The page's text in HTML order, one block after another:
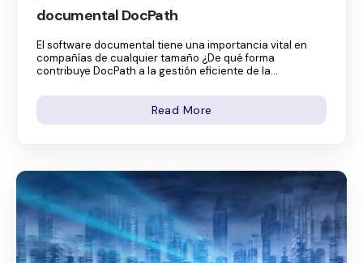
documental DocPath
El software documental tiene una importancia vital en
compañías de cualquier tamaño ¿De qué forma
contribuye DocPath a la gestión eficiente de la...
Read More